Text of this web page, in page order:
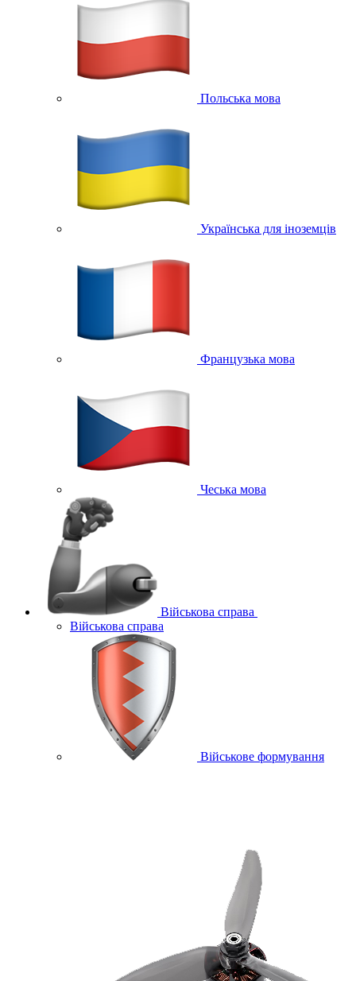
Польська мова
Українська для іноземців
Французька мова
Чеська мова
Військова справа
Військова справа
Військове формування